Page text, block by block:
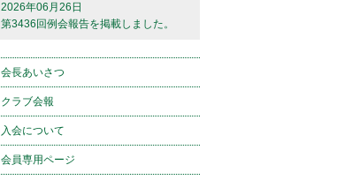
2026年06月26日
第3436回例会報告を掲載しました。
会長あいさつ
クラブ会報
入会について
会員専用ページ